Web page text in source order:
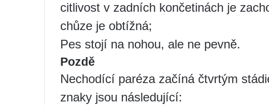
citlivost v zadních končetinách je
chůze je obtížná;
Pes stojí na nohou, ale ne pevně.
Pozdě
Nechodící paréza začíná čtvrtým
znaky jsou následující: